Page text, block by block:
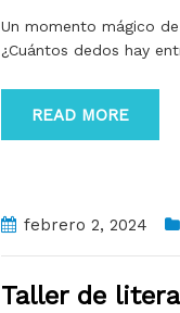
Un momento mágico
¿Cuántos dedos hay
READ MORE
febrero 2, 2024
Taller de